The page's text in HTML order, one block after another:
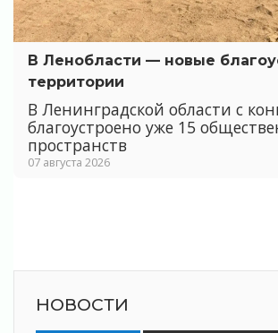
В Ленобласти — новые
территории
В Ленинградской области с
благоустроено уже 15
пространств
07 августа 2026
НОВОСТИ